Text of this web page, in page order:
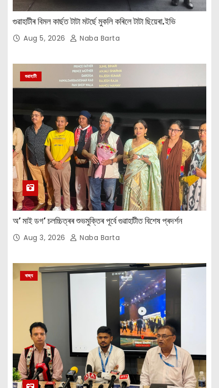
গুৱাহাটীৰ বিমল কাৰ্ছত টাটা মটৰ্ছে মুকলি কৰিলে টাটা ছিয়েৰা.ইভি
Aug 5, 2026 Naba Barta
গুৱাহাটী
অ’ মাই ডগ’ চলচ্চিত্ৰৰ শুভমুক্তিৰ পূৰ্বে গুৱাহাটীত বিশেষ প্ৰদৰ্শন
Aug 3, 2026 Naba Barta
ৰাজ্য